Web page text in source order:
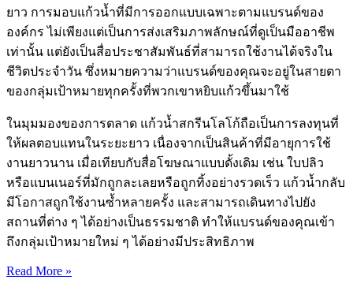
ยาว การมอบแก้วน้ำที่มีการออกแบบเฉพาะตามแบรนด์ของ
องค์กร ไม่เพียงแต่เป็นการส่งเสริมภาพลักษณ์ที่ดูเป็นมืออาชีพ
เท่านั้น แต่ยังเป็นสื่อประชาสัมพันธ์ที่สามารถใช้งานได้จริงใน
ชีวิตประจำวัน ซึ่งหมายความว่าแบรนด์ของคุณจะอยู่ในสายตา
ของกลุ่มเป้าหมายทุกครั้งที่พวกเขาหยิบแก้วขึ้นมาใช้
ในมุมมองของการตลาด แก้วน้ำสกรีนโลโก้ถือเป็นการลงทุนที่
ให้ผลตอบแทนในระยะยาว เนื่องจากเป็นสินค้าที่มีอายุการใช้
งานยาวนาน เมื่อเทียบกับสื่อโฆษณาแบบดั้งเดิม เช่น ใบปลิว
หรือแบนเนอร์ที่มักถูกละเลยหรือถูกทิ้งอย่างรวดเร็ว แก้วน้ำกลับ
มีโอกาสถูกใช้งานซ้ำหลายครั้ง และสามารถเดินทางไปยัง
สถานที่ต่าง ๆ ได้อย่างเป็นธรรมชาติ ทำให้แบรนด์ของคุณเข้า
ถึงกลุ่มเป้าหมายใหม่ ๆ ได้อย่างมีประสิทธิภาพ
Read More »